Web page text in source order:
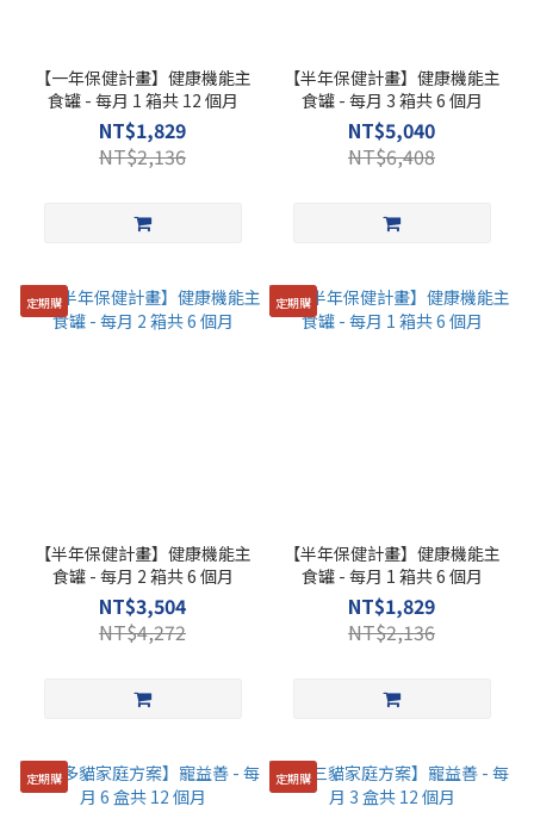
【一年保健計畫】健康機能主
食罐 - 每月 1 箱共 12 個月
NT$1,829
NT$2,136
【半年保健計畫】健康機能主
食罐 - 每月 3 箱共 6 個月
NT$5,040
NT$6,408
定期購
【半年保健計畫】健康機能主
食罐 - 每月 2 箱共 6 個月
NT$3,504
NT$4,272
定期購
【半年保健計畫】健康機能主
食罐 - 每月 1 箱共 6 個月
NT$1,829
NT$2,136
定期購 定期購